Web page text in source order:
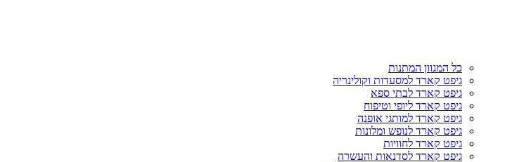
כל המגוון המתנות
גיפט קארד למסעדות וקולינריה
גיפט קארד לבתי ספא
גיפט קארד ליופי וטיפוח
גיפט קארד למותגי אופנה
גיפט קארד לנופש ומלונות
גיפט קארד לחוויות
גיפט קארד לסדנאות והעשרה